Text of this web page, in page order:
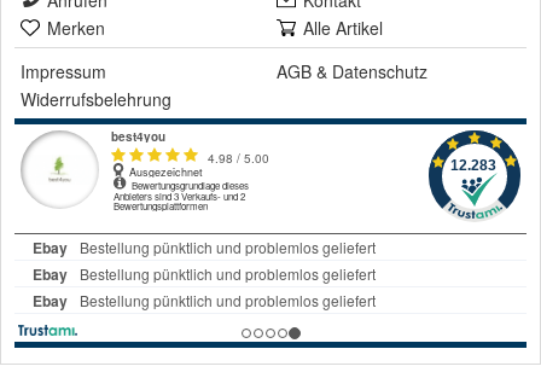
Merken
Alle Artikel
Impressum
AGB & Datenschutz
Widerrufsbelehrung